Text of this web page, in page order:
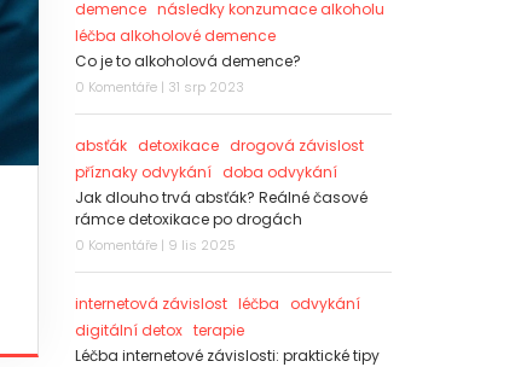
demence následky konzumace alkoholu
léčba alkoholové demence
Co je to alkoholová demence?
0 Komentáře | 31 srp 2023
absťák detoxikace
drogová závislost
příznaky odvykání
doba odvykání
Jak dlouho trvá absťák? Reálné časové
rámce detoxikace po drogách
0 Komentáře | 9 lis 2025
internetová závislost léčba
odvykání
digitální detox terapie
Léčba internetové závislosti: praktické tipy